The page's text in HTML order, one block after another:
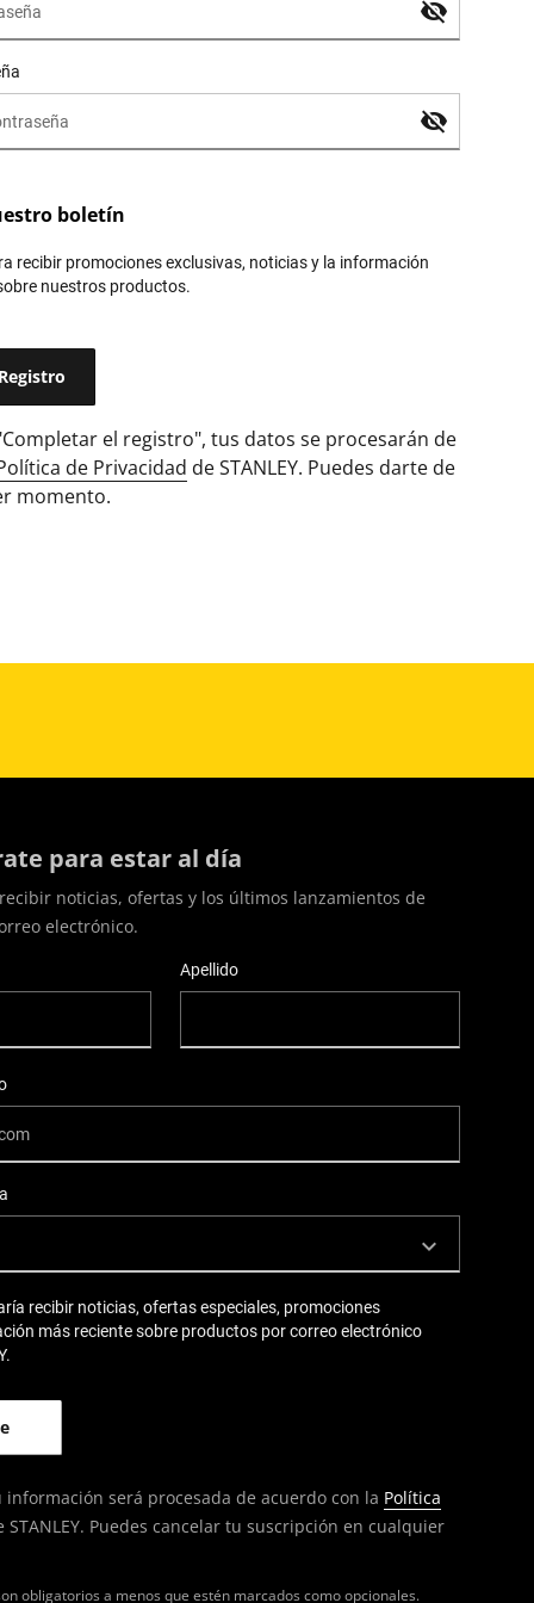
boletín
recibir promociones exclusivas, noticias y la información
nuestros productos.
el registro", tus datos se procesarán de
de Privacidad de STANLEY. Puedes darte de
momento.
para estar al día
obligatorios a menos que estén marcados como opcionales.
noticias, ofertas y los últimos lanzamientos de
electrónico.
Apellido
recibir noticias, ofertas especiales, promociones
más reciente sobre productos por correo electrónico
será procesada de acuerdo con la Política
STANLEY. Puedes cancelar tu suscripción en cualquier